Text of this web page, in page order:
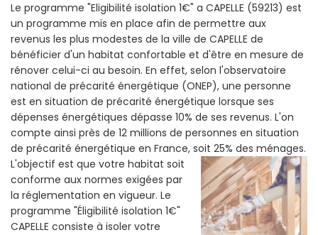
Le programme "Eligibilité isolation 1€" a CAPELLE (59213) est
un programme mis en place afin de permettre aux
revenus les plus modestes de la ville de CAPELLE de
bénéficier d'un habitat confortable et d'être en mesure de
rénover celui-ci au besoin. En effet, selon l'observatoire
national de précarité énergétique (ONEP), une personne
est en situation de précarité énergétique lorsque ses
dépenses énergétiques dépasse 10% de ses revenus. L'on
compte ainsi près de 12 millions de personnes en situation
de précarité énergétique en France, soit 25% des ménages.
L'objectif est que votre habitat soit
conforme aux normes exigées par
la réglementation en vigueur. Le
programme "Éligibilité isolation 1€"
CAPELLE consiste à isoler votre